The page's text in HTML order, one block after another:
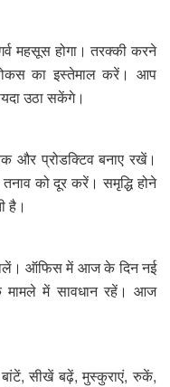
महसूस होगा। तरक्की करने
का इस्तेमाल करें। आप
उठा सकेंगे।
और प्रोडक्टिव बनाए रखें।
को दूर करें। समृद्धि होने
है।
ऑफिस में आज के दिन नई
मामले में सावधान रहें। आज
सीखें बढ़ें, मुस्कुराएं, रुकें,